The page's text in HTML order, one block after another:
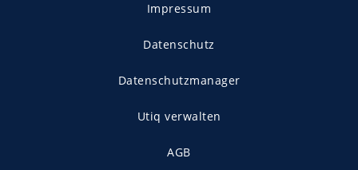
Impressum
Datenschutz
Datenschutzmanager
Utiq verwalten
AGB